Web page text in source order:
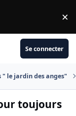
×
Se connecter
" le jardin des anges"
toujours